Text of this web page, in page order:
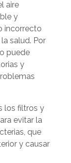
aire
y
incorrecto
salud. Por
puede
y
los filtros y
evitar la
que
y causar